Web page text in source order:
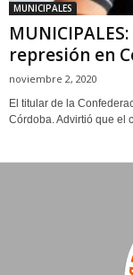
MUNICIPALES
represión en
noviembre 2, 2020
El titular de la
Córdoba. Advirtió que el